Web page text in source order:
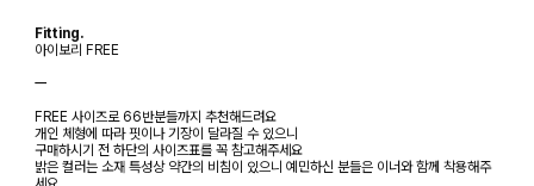
Fitting.
아이보리 FREE
ㅡ
FREE 사이즈로 66반분들까지 추천해드려요
개인 체형에 따라 핏이나 기장이 달라질 수 있으니
구매하시기 전 하단의 사이즈표를 꼭 참고해주세요
밝은 컬러는 소재 특성상 약간의 비침이 있으니 예민하신 분들은 이너와 함께 착용해주